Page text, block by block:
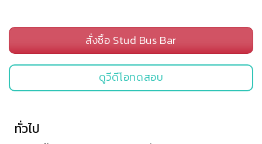
สั่งซื้อ Stud Bus Bar
ดูวีดีโอทดสอบ
ทั่วไป